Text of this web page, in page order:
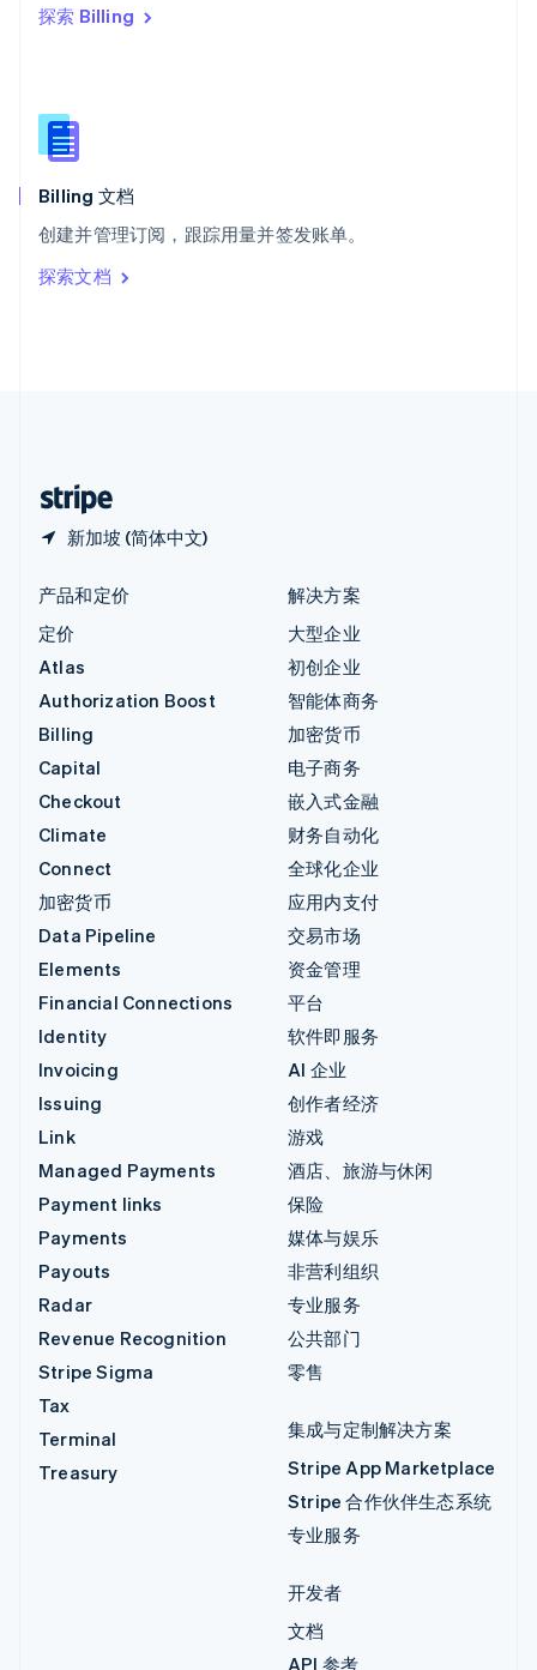
探索 Billing
Billing 文档
创建并管理订阅，跟踪用量并签发账单。
探索文档
新加坡 (简体中文)
西班牙
新西兰
English
匈牙利
English
ItalianoEnglish
印度
English
产品和定价
定价
Atlas
Authorization Boost
Billing
Capital
Checkout
Climate
Connect
加密货币
Data Pipeline
Elements
Financial Connections
Identity
Invoicing
Issuing
Link
Managed Payments
Payment links
Payments
Payouts
Radar
Revenue Recognition
Stripe Sigma
Tax
Terminal
Treasury
解决方案
大型企业
初创企业
智能体商务
加密货币
电子商务
嵌入式金融
财务自动化
全球化企业
应用内支付
交易市场
资金管理
平台
软件即服务
AI 企业
创作者经济
游戏
酒店、旅游与休闲
保险
媒体与娱乐
非营利组织
专业服务
公共部门
零售
集成与定制解决方案
Stripe App Marketplace
Stripe 合作伙伴生态系统
专业服务
开发者
文档
API 参考